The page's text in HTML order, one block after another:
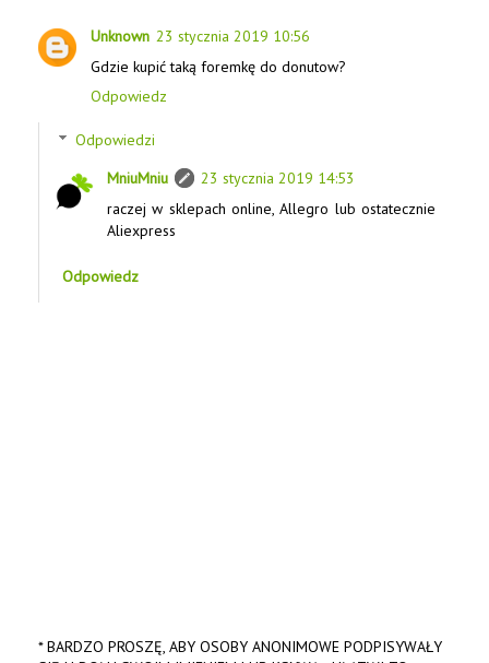
Unknown 23 stycznia 2019 10:56
Gdzie kupić taką foremkę do donutow?
Odpowiedz
Odpowiedzi
MniuMniu
23 stycznia 2019 14:53
raczej w sklepach online, Allegro lub ostatecznie
Aliexpress
Odpowiedz
* BARDZO PROSZĘ, ABY OSOBY ANONIMOWE PODPISYWAŁY